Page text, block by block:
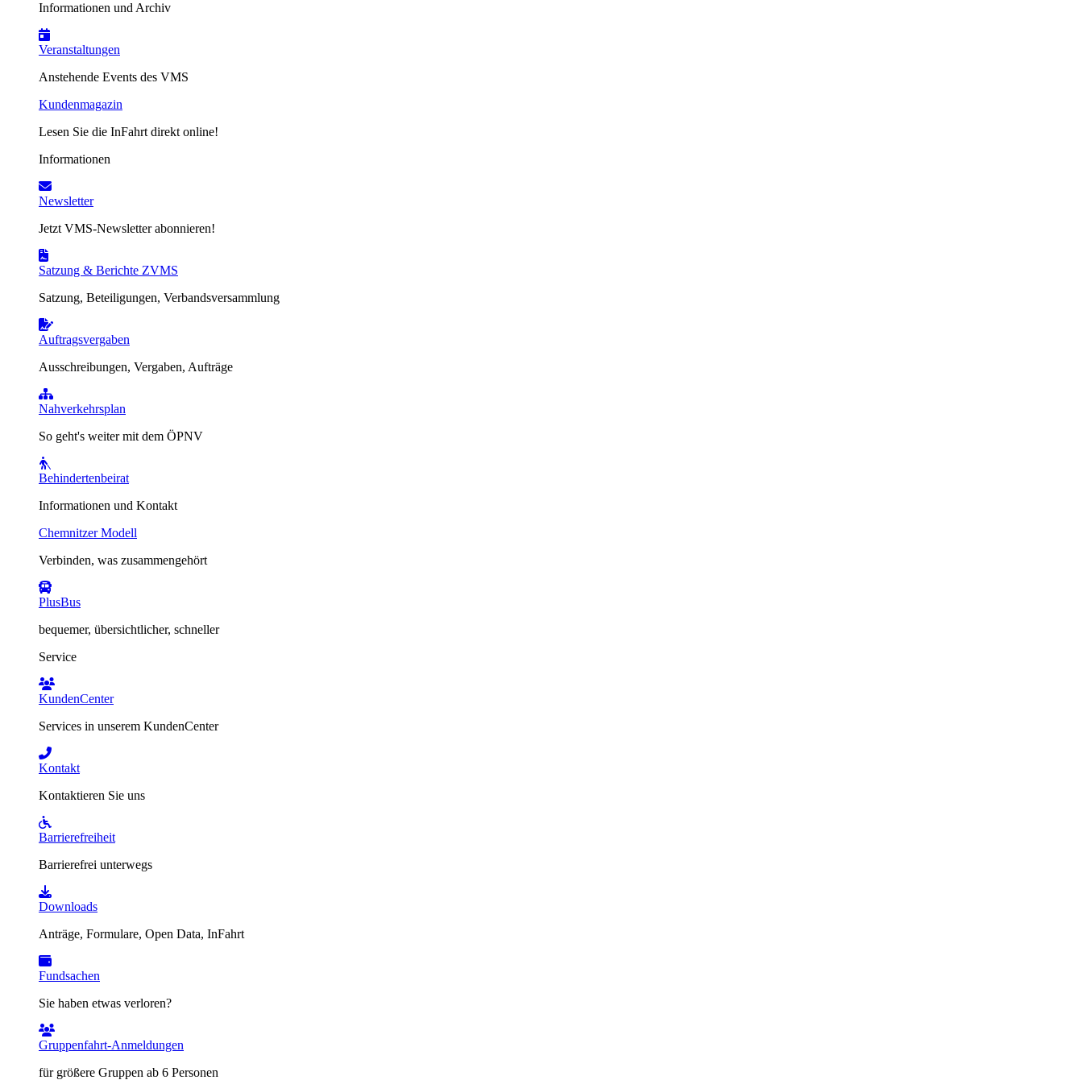
Informationen und Archiv
Veranstaltungen
Anstehende Events des VMS
Kundenmagazin
Lesen Sie die InFahrt direkt online!
Informationen
Newsletter
Jetzt VMS-Newsletter abonnieren!
Satzung & Berichte ZVMS
Satzung, Beteiligungen, Verbandsversammlung
Auftragsvergaben
Ausschreibungen, Vergaben, Aufträge
Nahverkehrsplan
So geht's weiter mit dem ÖPNV
Behindertenbeirat
Informationen und Kontakt
Chemnitzer Modell
Verbinden, was zusammengehört
PlusBus
bequemer, übersichtlicher, schneller
Service
KundenCenter
Services in unserem KundenCenter
Kontakt
Kontaktieren Sie uns
Barrierefreiheit
Barrierefrei unterwegs
Downloads
Anträge, Formulare, Open Data, InFahrt
Fundsachen
Sie haben etwas verloren?
Gruppenfahrt-Anmeldungen
für größere Gruppen ab 6 Personen